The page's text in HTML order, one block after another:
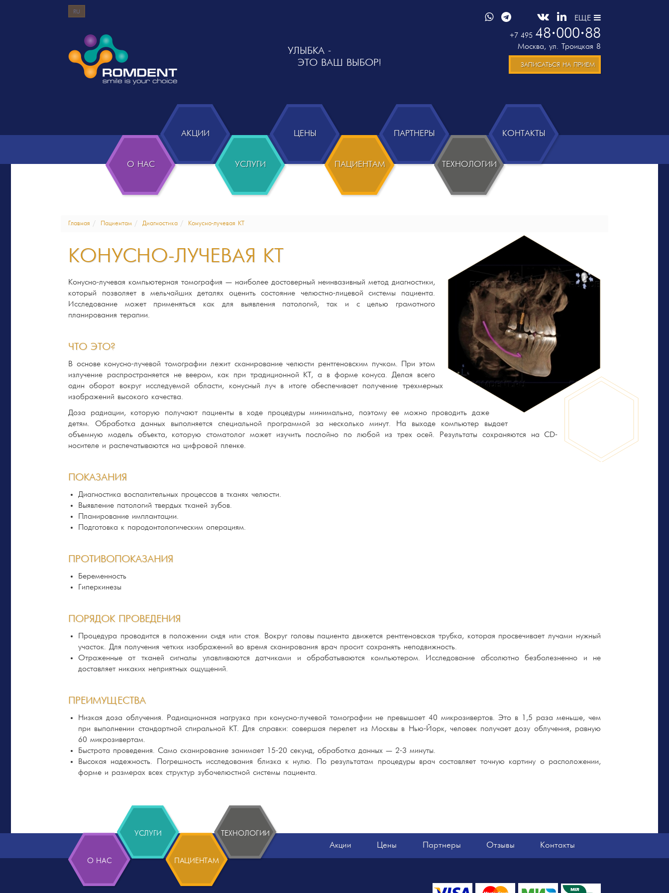
RU
УЛЫБКА -
ЭТО ВАШ ВЫБОР!
ЕЩЕ
+7 495 48 000 88
Москва, ул. Троицкая 8
ЗАПИСАТЬСЯ НА ПРИЕМ
О НАС
АКЦИИ
УСЛУГИ ПАЦИЕНТАМ
ЦЕНЫ
ТЕХНОЛОГИИ
ПАРТНЕРЫ КОНТАКТЫ
Главная Пациентам Диагностика Конусно-лучевая КТ
КОНУСНО-ЛУЧЕВАЯ КТ
Конусно-лучевая компьютерная томография — наиболее достоверный неинвазивный метод диагностики,
который позволяет в мельчайших деталях оценить состояние челюстно-лицевой системы пациента.
Исследование может применяться как для выявления патологий, так и с целью грамотного
планирования терапии.
ЧТО ЭТО?
В основе конусно-лучевой томографии лежит сканирование челюсти рентгеновским пучком. При этом
излучение распространяется не веером, как при традиционной КТ, а в форме конуса. Делая всего
один оборот вокруг исследуемой области, конусный луч в итоге обеспечивает получение трехмерных
изображений высокого качества.
Доза радиации, которую получают пациенты в ходе процедуры минимальна, поэтому ее можно проводить даже
детям. Обработка данных выполняется специальной программой за несколько минут. На выходе компьютер выдает
объемную модель объекта, которую стоматолог может изучить послойно по любой из трех осей. Результаты сохраняются на CD-
носителе и распечатываются на цифровой пленке.
ПОКАЗАНИЯ
Диагностика воспалительных процессов в тканях челюсти.
Выявление патологий твердых тканей зубов.
Планирование имплантации.
Подготовка к пародонтологическим операциям.
ПРОТИВОПОКАЗАНИЯ
Беременность
Гиперкинезы
ПОРЯДОК ПРОВЕДЕНИЯ
Процедура проводится в положении сидя или стоя. Вокруг головы пациента движется рентгеновская трубка, которая просвечивает лучами нужный
участок. Для получения четких изображений во время сканирования врач просит сохранять неподвижность.
Отраженные от тканей сигналы улавливаются датчиками и обрабатываются компьютером. Исследование абсолютно безболезненно и не
доставляет никаких неприятных ощущений.
ПРЕИМУЩЕСТВА
Низкая доза облучения. Радиационная нагрузка при конусно-лучевой томографии не превышает 40 микрозивертов. Это в 1,5 раза меньше, чем
при выполнении стандартной спиральной КТ. Для справки: совершая перелет из Москвы в Нью-Йорк, человек получает дозу облучения, равную
60 микрозивертам.
Быстрота проведения. Само сканирование занимает 15-20 секунд, обработка данных — 2-3 минуты.
Высокая надежность. Погрешность исследования близка к нулю. По результатам процедуры врач составляет точную картину о расположении,
форме и размерах всех структур зубочелюстной системы пациента.
О НАС
УСЛУГИ
ПАЦИЕНТАМ
ТЕХНОЛОГИИ
Акции Цены Партнеры Отзывы Контакты